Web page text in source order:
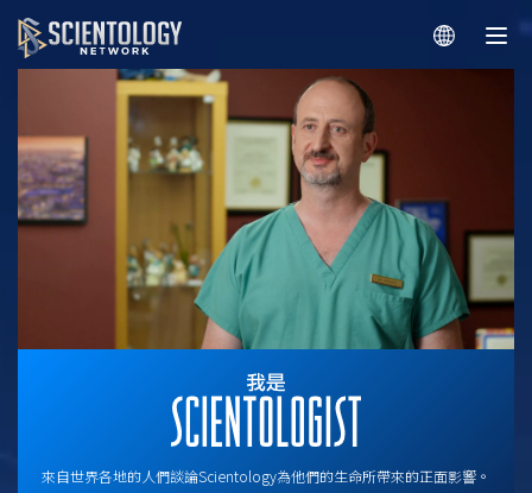
來自世界各地的人們談論Scientology為他們的生命所帶來的正面影響。